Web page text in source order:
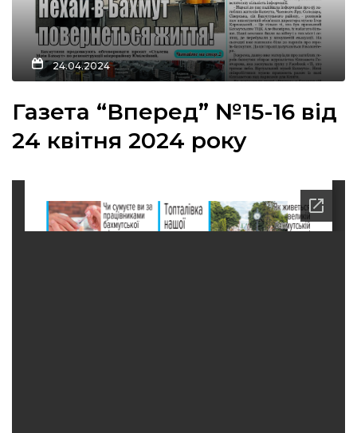
новини
24.04.2024
Газета “Вперед” №15-16 від
24 квітня 2024 року